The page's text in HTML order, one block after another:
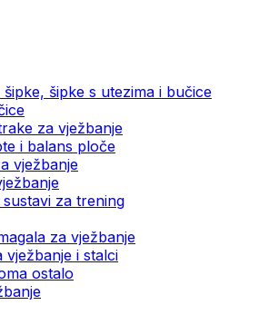
šipke, šipke s utezima i bučice
za vježbanje
i balans ploče
vježbanje
sustavi za trening
za vježbanje
vježbanje i stalci
ostalo